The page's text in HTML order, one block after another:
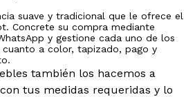
suave y tradicional que le ofrece el
Concrete su compra mediante
y gestione cada uno de los
a color, tapizado, pago y
también los hacemos a
tus medidas requeridas y lo